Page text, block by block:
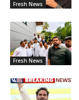
Fresh News
Fresh News